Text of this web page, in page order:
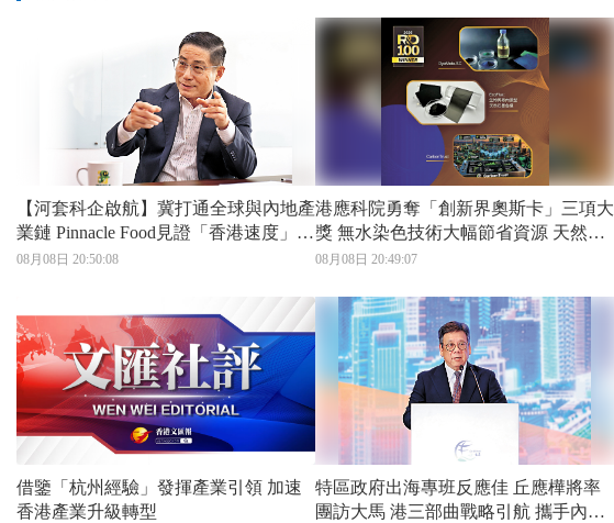
【河套科企啟航】冀打通全球與內地產
業鏈 Pinnacle Food見證「香港速度」
納指生物科企落戶河套 打造灣區「細
08月08日 20:50:08
港應科院勇奪「創新界奧斯卡」三項大
獎 無水染色技術大幅節省資源 天然石
墨負極助電池快速充電
08月08日 20:49:07
借鑒「杭州經驗」發揮產業引領 加速
香港產業升級轉型
特區政府出海專班反應佳 丘應樺將率
團訪大馬 港三部曲戰略引航 攜手內企